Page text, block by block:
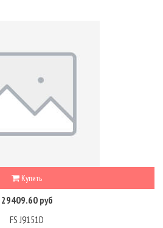
Купить
29409.60 руб
FS J9151D